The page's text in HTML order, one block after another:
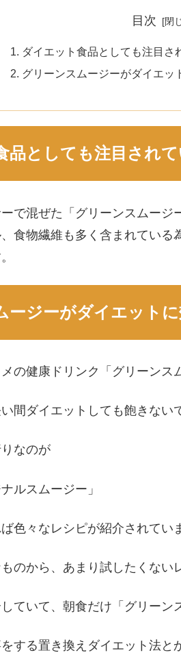
目次
ダイエット食品としても注目さ
グリーンスムージーがダイエッ
品としても注目され
で混ぜた「グリーンスムージ
食物繊維も多く含まれてい
ージーがダイエット
の健康ドリンク「グリーンス
間ダイエットしても飽きない
なのが
ルスムージー」
色々なレシピが紹介されてい
のから、あまり試したくない
ていて、朝食だけ「グリーン
する置き換えダイエット法と